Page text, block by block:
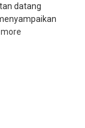
datang
more